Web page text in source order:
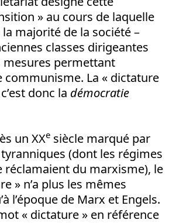
» au cours de laquelle
majorité de la société –
classes dirigeantes
mesures permettant
communisme. La « dictature
donc la démocratie
un XXe siècle marqué par
(dont les régimes
réclamaient du marxisme), le
» n’a plus les mêmes
l’époque de Marx et Engels.
« dictature » en référence